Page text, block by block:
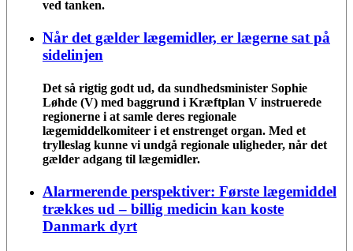
ved tanken.
Når det gælder lægemidler, er lægerne sat på
sidelinjen
Det så rigtig godt ud, da sundhedsminister Sophie
Løhde (V) med baggrund i Kræftplan V instruerede
regionerne i at samle deres regionale
lægemiddelkomiteer i et enstrenget organ. Med et
trylleslag kunne vi undgå regionale uligheder, når det
gælder adgang til lægemidler.
Alarmerende perspektiver: Første lægemiddel
trækkes ud – billig medicin kan koste
Danmark dyrt